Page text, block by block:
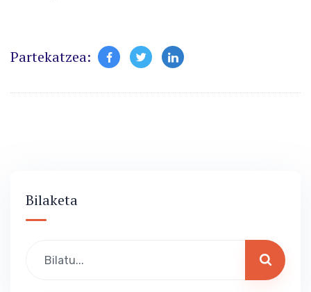
Partekatzea:
Bilaketa